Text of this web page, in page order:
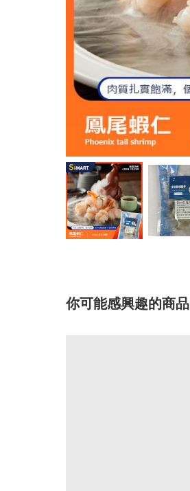
你可能感興趣的商品